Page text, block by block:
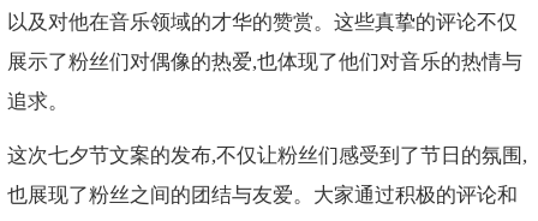
以及对他在音乐领域的才华的赞赏。这些真挚的评论不仅
展示了粉丝们对偶像的热爱,也体现了他们对音乐的热情与
追求。
这次七夕节文案的发布,不仅让粉丝们感受到了节日的氛围,
也展现了粉丝之间的团结与友爱。大家通过积极的评论和